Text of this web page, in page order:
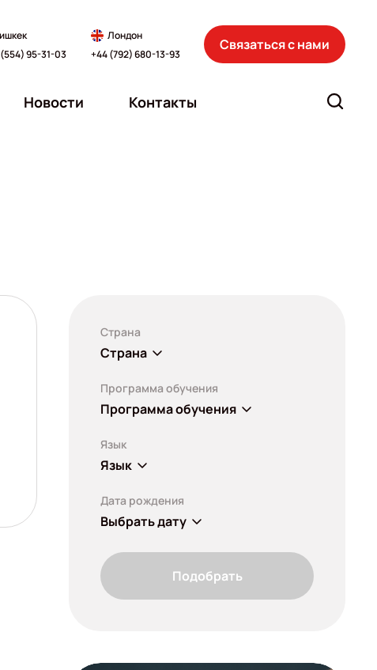
95-31-03
Лондон
+44 (792) 680-13-93
Связаться с нами
Новости Контакты
Страна
Страна
Программа обучения
Программа обучения
Язык
Язык
Дата рождения
Выбрать дату
Подобрать